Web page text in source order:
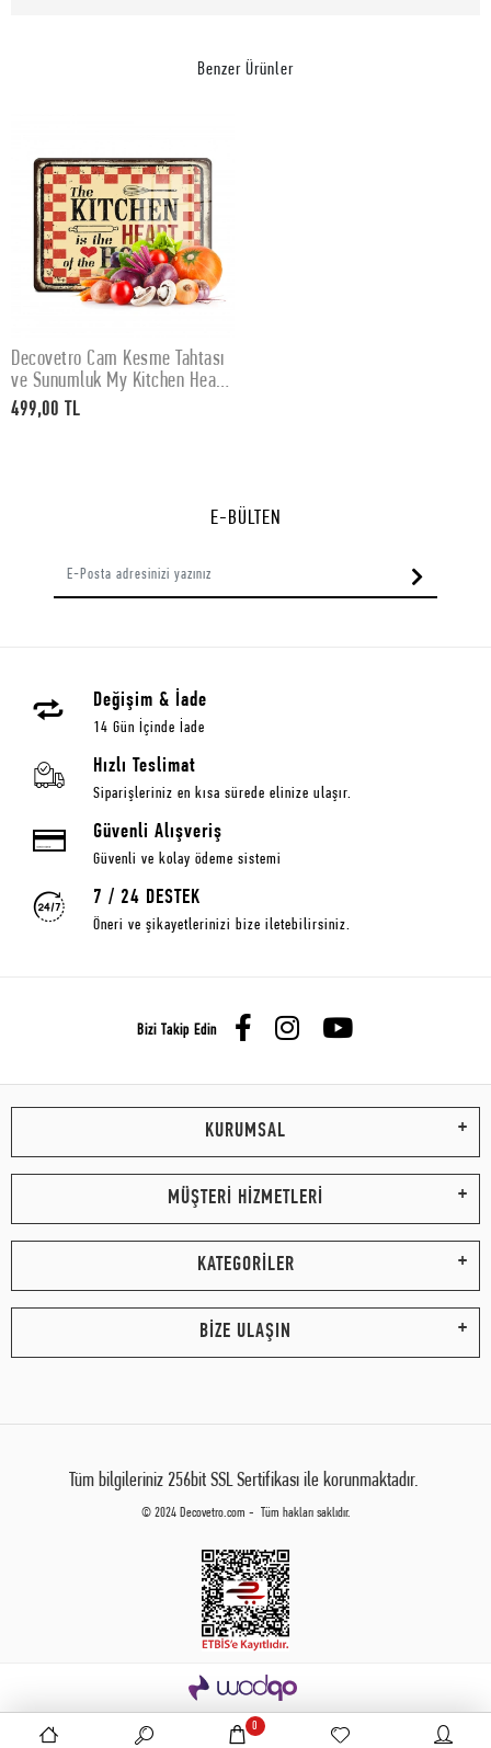
Benzer Ürünler
SEPETE EKLE
Decovetro Cam Kesme Tahtası
ve Sunumluk My Kitchen Heart
Desenli 30x40 Cm
499,00 TL
E-BÜLTEN
Değişim & İade
14 Gün İçinde İade
Hızlı Teslimat
Siparişleriniz en kısa sürede elinize ulaşır.
Güvenli Alışveriş
Güvenli ve kolay ödeme sistemi
7 / 24 DESTEK
Öneri ve şikayetlerinizi bize iletebilirsiniz.
Bizi Takip Edin
KURUMSAL
MÜŞTERİ HİZMETLERİ
KATEGORİLER
BİZE ULAŞIN
Tüm bilgileriniz 256bit SSL Sertifikası ile korunmaktadır.
© 2024 Decovetro.com - Tüm hakları saklıdır.
0